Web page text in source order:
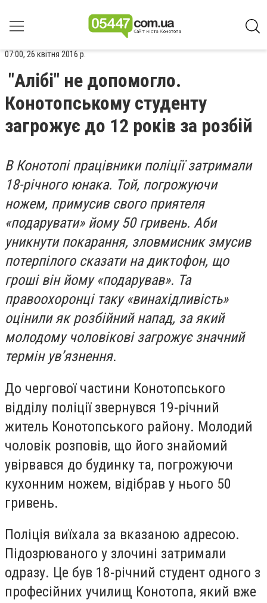
07:00, 26 квітня 2016 р.
"Алібі" не допомогло.
Конотопському студенту
загрожує до 12 років за розбій
В Конотопі працівники поліції затримали
18-річного юнака. Той, погрожуючи
ножем, примусив свого приятеля
«подарувати» йому 50 гривень. Аби
уникнути покарання, зловмисник змусив
потерпілого сказати на диктофон, що
гроші він йому «подарував». Та
правоохоронці таку «винахідливість»
оцінили як розбійний напад, за який
молодому чоловікові загрожує значний
термін ув’язнення.
До чергової частини Конотопського
відділу поліції звернувся 19-річний
житель Конотопського району. Молодий
чоловік розповів, що його знайомий
увірвався до будинку та, погрожуючи
кухонним ножем, відібрав у нього 50
гривень.
Поліція виїхала за вказаною адресою.
Підозрюваного у злочині затримали
одразу. Це був 18-річний студент одного з
професійних училищ Конотопа, який вже